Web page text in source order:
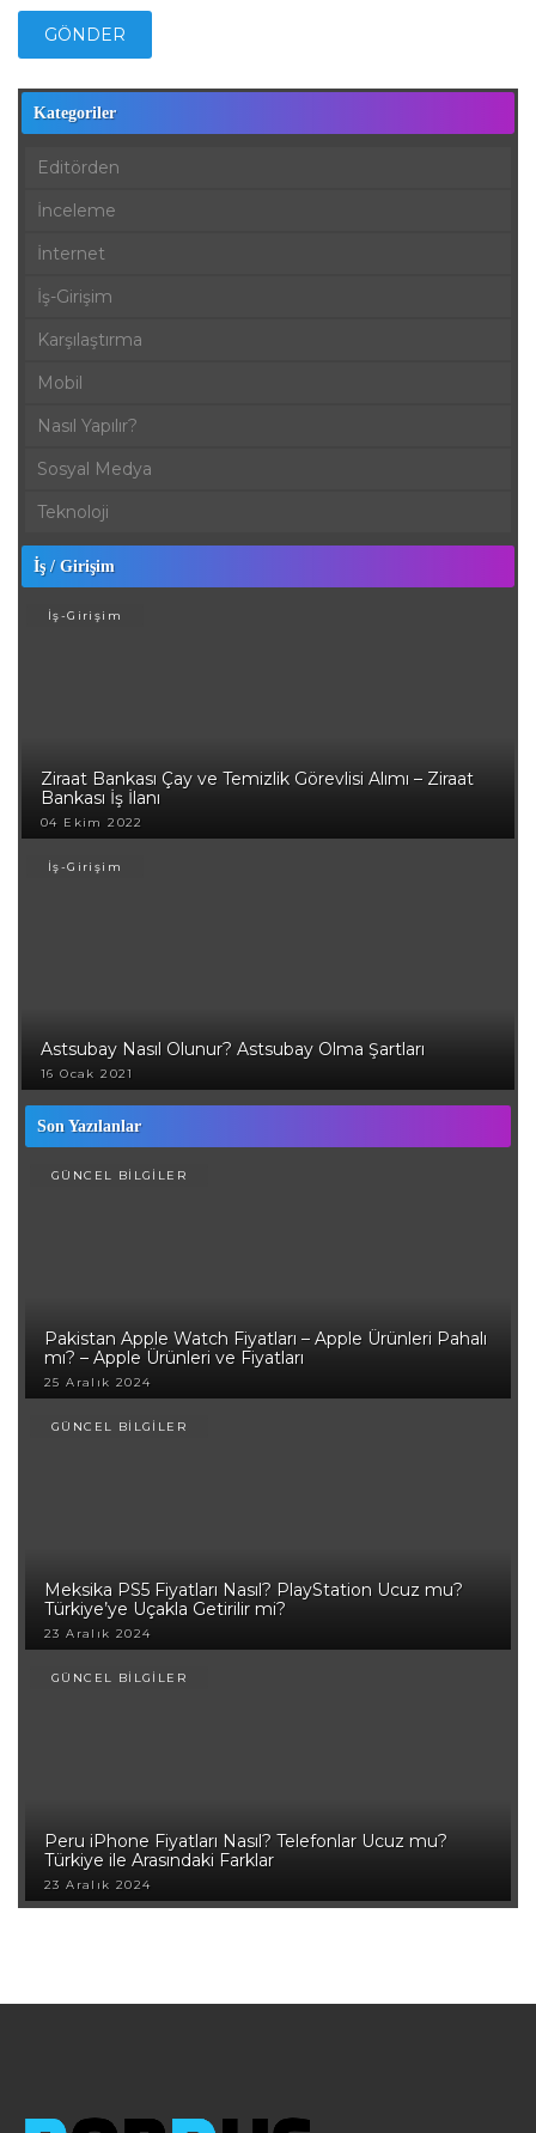
Kategoriler
Editörden
İnceleme
İnternet
İş-Girişim
Karşılaştırma
Mobil
Nasıl Yapılır?
Sosyal Medya
Teknoloji
İş / Girişim
İş-Girişim
Ziraat Bankası Çay ve Temizlik Görevlisi Alımı – Ziraat
Bankası İş İlanı
04 Ekim 2022
İş-Girişim
Astsubay Nasıl Olunur? Astsubay Olma Şartları
16 Ocak 2021
Son Yazılanlar
GÜNCEL BİLGİLER
Pakistan Apple Watch Fiyatları – Apple Ürünleri Pahalı
mı? – Apple Ürünleri ve Fiyatları
25 Aralık 2024
GÜNCEL BİLGİLER
Meksika PS5 Fiyatları Nasıl? PlayStation Ucuz mu?
Türkiye’ye Uçakla Getirilir mi?
23 Aralık 2024
GÜNCEL BİLGİLER
Peru iPhone Fiyatları Nasıl? Telefonlar Ucuz mu?
Türkiye ile Arasındaki Farklar
23 Aralık 2024